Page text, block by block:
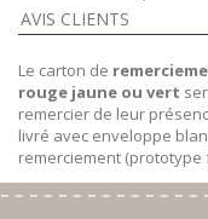
AVIS CLIENTS
Le carton de
rouge jaune ou vert
remercier de leur
livré avec enveloppe
remerciement (prototype